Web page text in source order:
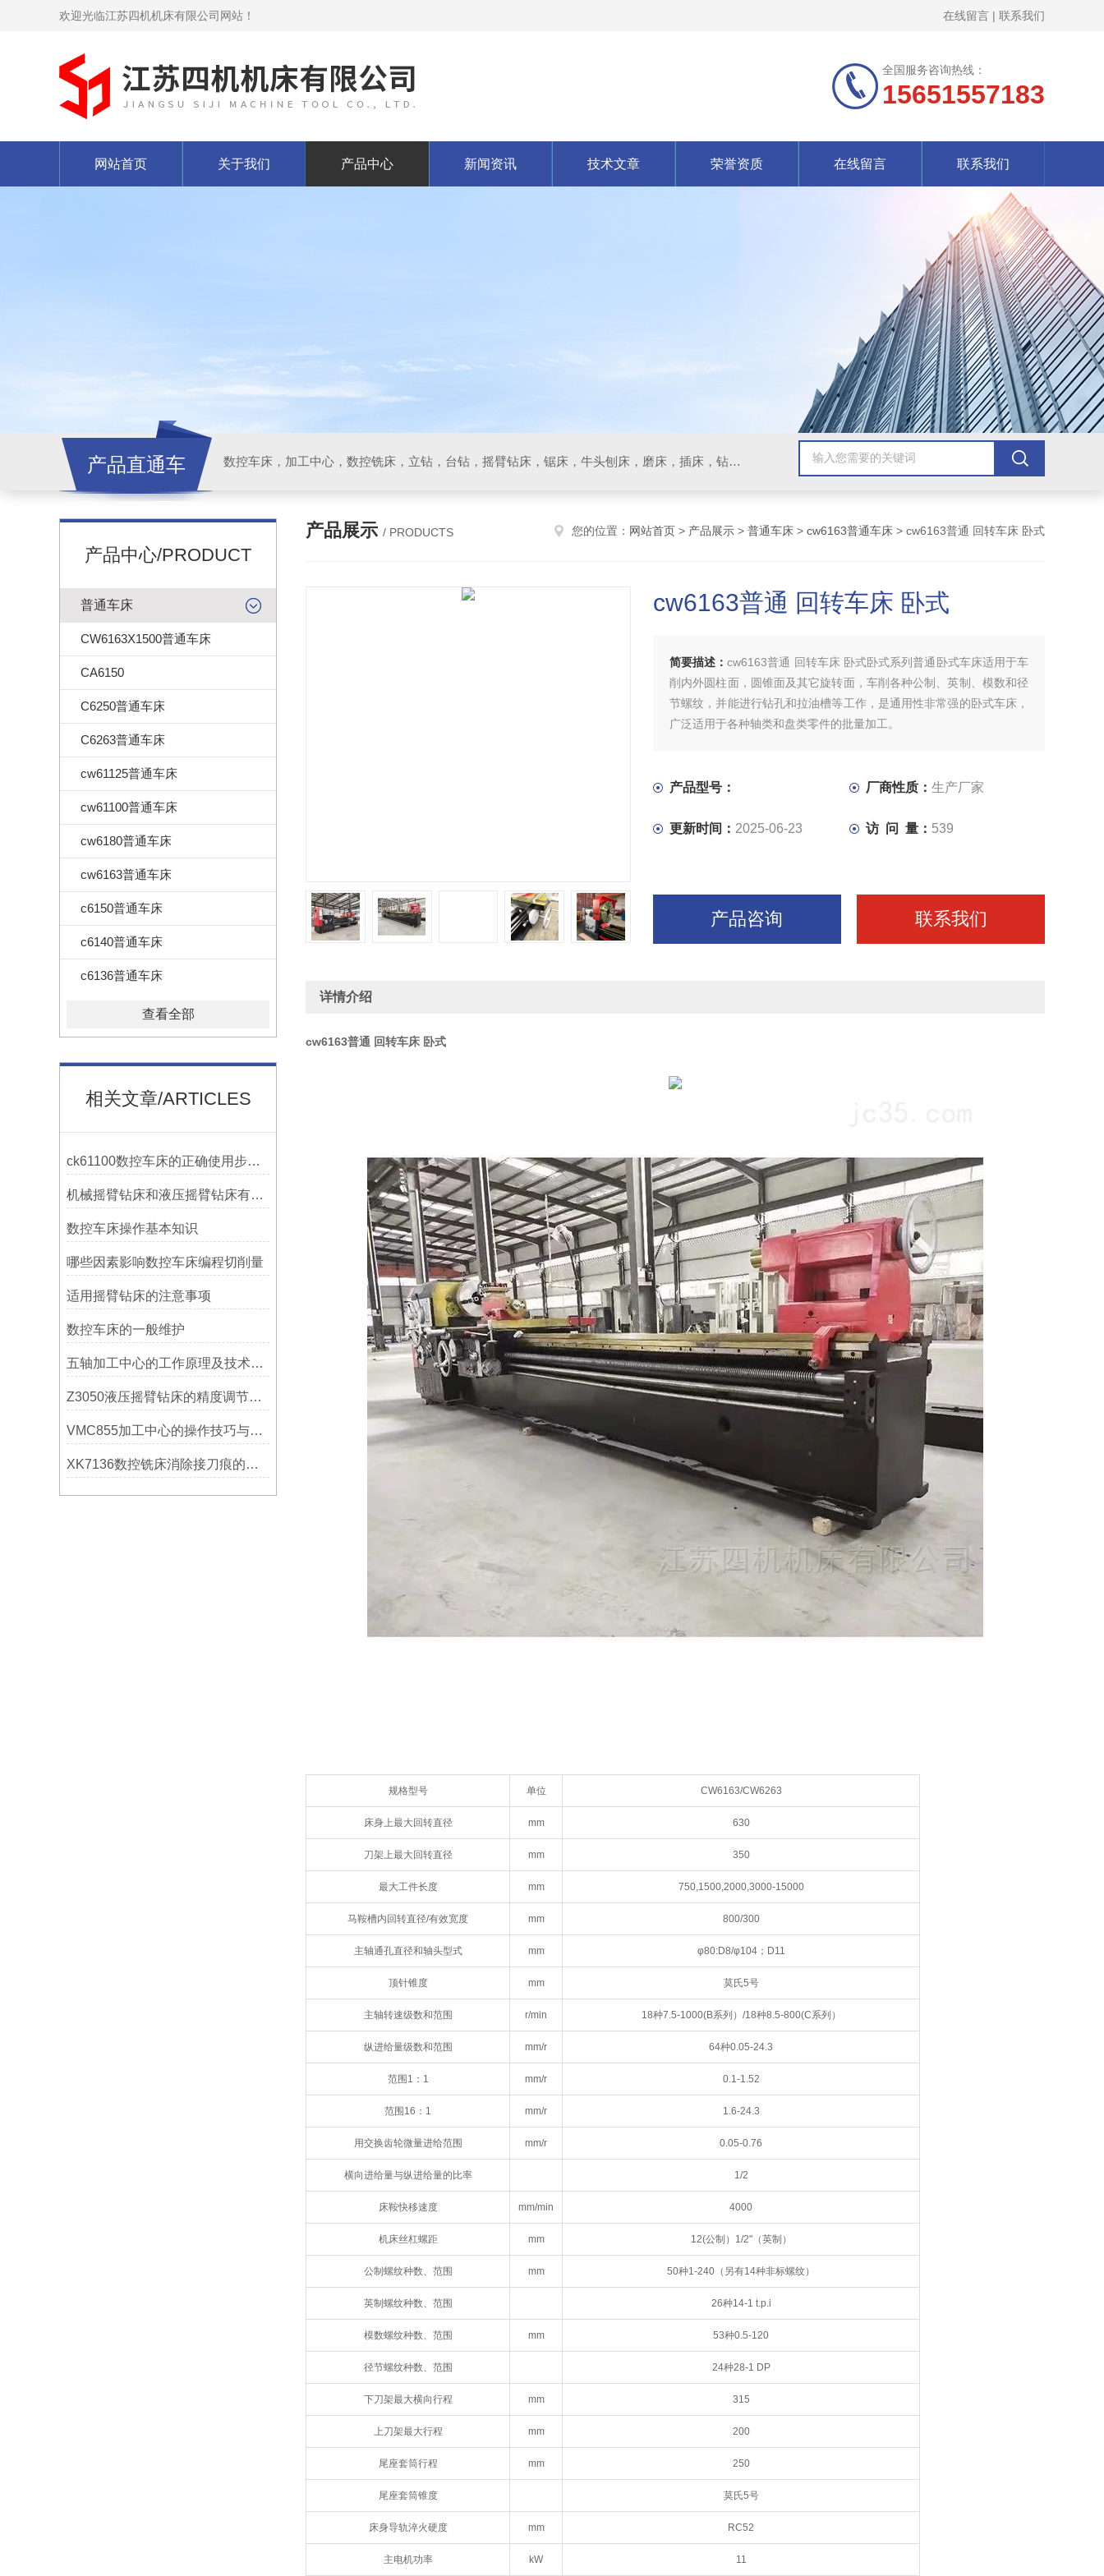
欢迎光临江苏四机机床有限公司网站！ 在线留言 | 联系我们
全国服务咨询热线：
15651557183
网站首页 关于我们 产品中心 新闻资讯 技术文章 荣誉资质 在线留言 联系我们
产品直通车 数控车床，加工中心，数控铣床，立钻，台钻，摇臂钻床，锯床，牛头刨床，磨床，插床，钻铣床，滚齿机
产品中心/PRODUCT
普通车床
CW6163X1500普通车床
CA6150
C6250普通车床
C6263普通车床
cw61125普通车床
cw61100普通车床
cw6180普通车床
cw6163普通车床
c6150普通车床
c6140普通车床
c6136普通车床
查看全部
相关文章/ARTICLES
ck61100数控车床的正确使用步骤是什么？
机械摇臂钻床和液压摇臂钻床有什么区别
数控车床操作基本知识
哪些因素影响数控车床编程切削量
适用摇臂钻床的注意事项
数控车床的一般维护
五轴加工中心的工作原理及技术优势
Z3050液压摇臂钻床的精度调节与稳定性提升
VMC855加工中心的操作技巧与维护指南
XK7136数控铣床消除接刀痕的操作
产品展示 / PRODUCTS 您的位置： 网站首页 > 产品展示 > 普通车床 > cw6163普通车床 > cw6163普通 回转车床 卧式
cw6163普通 回转车床 卧式
简要描述：cw6163普通 回转车床 卧式卧式系列普通卧式车床适用于车
削内外圆柱面，圆锥面及其它旋转面，车削各种公制、英制、模数和径
节螺纹，并能进行钻孔和拉油槽等工作，是通用性非常强的卧式车床，
广泛适用于各种轴类和盘类零件的批量加工。
产品型号： 厂商性质： 生产厂家
更新时间： 2025-06-23 访 问 量： 539
产品咨询 联系我们
详情介绍
cw6163普通 回转车床 卧式
规格型号 单位 CW6163/CW6263
床身上最大回转直径 mm 630
刀架上最大回转直径 mm 350
最大工件长度 mm 750,1500,2000,3000-15000
马鞍槽内回转直径/有效宽度 mm 800/300
主轴通孔直径和轴头型式 mm φ80:D8/φ104；D11
顶针锥度 mm 莫氏5号
主轴转速级数和范围 r/min 18种7.5-1000(B系列）/18种8.5-800(C系列）
纵进给量级数和范围 mm/r 64种0.05-24.3
范围1：1 mm/r 0.1-1.52
范围16：1 mm/r 1.6-24.3
用交换齿轮微量进给范围 mm/r 0.05-0.76
横向进给量与纵进给量的比率 1/2
床鞍快移速度 mm/min 4000
机床丝杠螺距 mm 12(公制）1/2"（英制）
公制螺纹种数、范围 mm 50种1-240（另有14种非标螺纹）
英制螺纹种数、范围 26种14-1 t.p.i
模数螺纹种数、范围 mm 53种0.5-120
径节螺纹种数、范围 24种28-1 DP
下刀架最大横向行程 mm 315
上刀架最大行程 mm 200
尾座套筒行程 mm 250
尾座套筒锥度 莫氏5号
床身导轨淬火硬度 mm RC52
主电机功率 kW 11